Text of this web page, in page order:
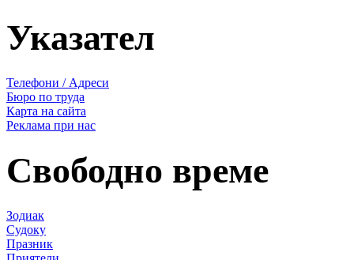
Указател
Телефони / Адреси
Бюро по труда
Карта на сайта
Реклама при нас
Свободно време
Зодиак
Судоку
Празник